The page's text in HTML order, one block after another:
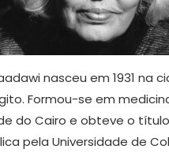
nasceu em 1931 na
Formou-se em
do Cairo e obteve o
pela Universidade de